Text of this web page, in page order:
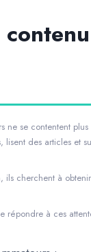
ne se contentent
des articles et
cherchent à
répondre à ces